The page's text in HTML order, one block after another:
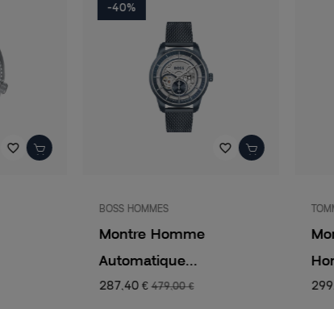
favorite_border favorite_border
BOSS HOMMES
Montre Homme
Automatique...
287,40 €479,00 €
-40%